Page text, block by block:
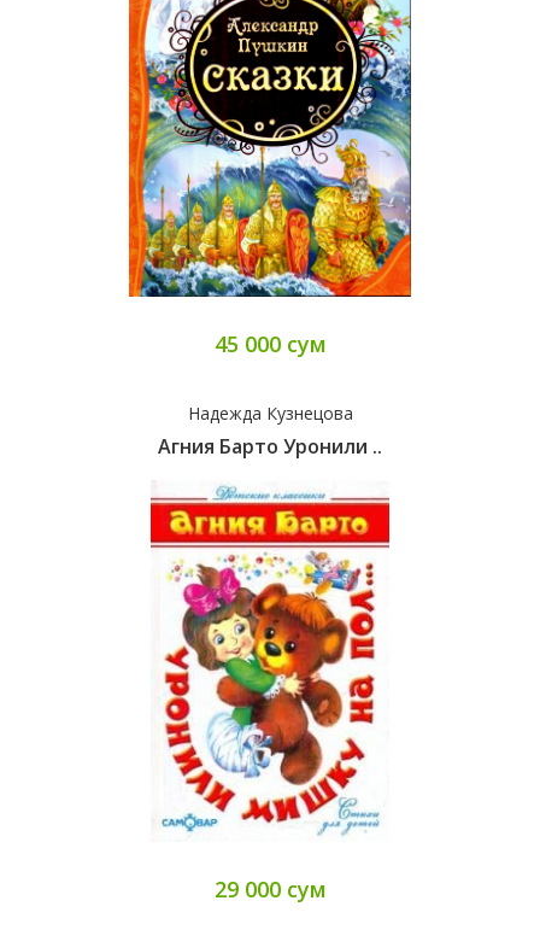
45 000 сум
Надежда Кузнецова
Агния Барто Уронили ..
29 000 сум